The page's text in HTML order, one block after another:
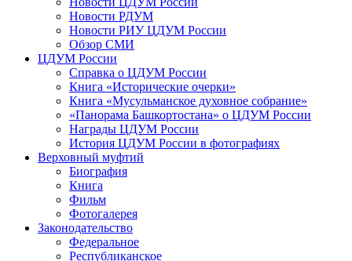
Новости РДУМ
Новости РИУ ЦДУМ России
Обзор СМИ
ЦДУМ России
Справка о ЦДУМ России
Книга «Исторические очерки»
Книга «Мусульманское духовное собрание»
«Панорама Башкортостана» о ЦДУМ России
Награды ЦДУМ России
История ЦДУМ России в фотографиях
Верховный муфтий
Биография
Книга
Фильм
Фотогалерея
Законодательство
Федеральное
Республиканское